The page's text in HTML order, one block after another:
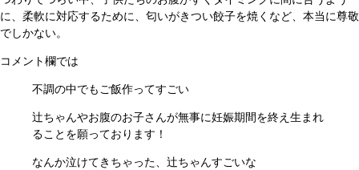
に、柔軟に対応するために、匂いがきつい餃子を焼くなど、本当に尊敬
でしかない。
コメント欄では
不調の中でもご飯作ってすごい
辻ちゃんやお腹のお子さんが無事に妊娠期間を終え生まれ
ることを願っております！
なんか泣けてきちゃった、辻ちゃんすごいな